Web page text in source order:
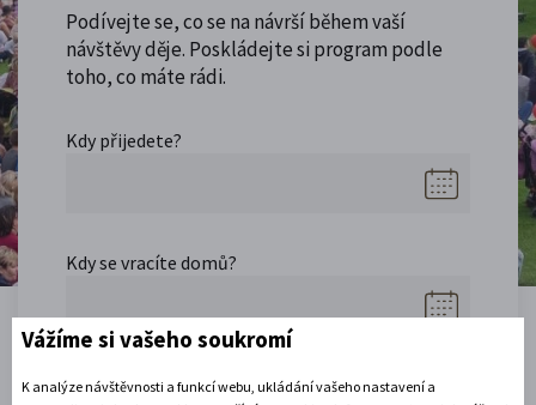
Podívejte se, co se na návrší během vaší
návštěvy děje. Poskládejte si program podle
toho, co máte rádi.
Kdy přijedete?
Kdy se vracíte domů?
Vážíme si vašeho soukromí
K analýze návštěvnosti a funkcí webu, ukládání vašeho nastavení a